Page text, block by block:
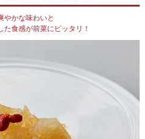
やかな味わいと
た食感が前菜にピッタリ！